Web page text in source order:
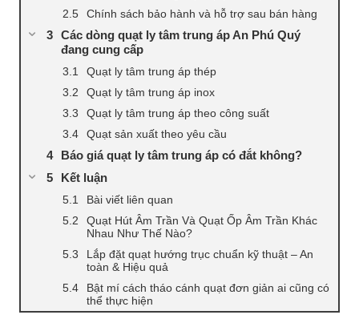
Chính sách bảo hành và hỗ trợ sau bán hàng
Các dòng quạt ly tâm trung áp An Phú Quý
đang cung cấp
Quạt ly tâm trung áp thép
Quạt ly tâm trung áp inox
Quạt ly tâm trung áp theo công suất
Quạt sản xuất theo yêu cầu
Báo giá quạt ly tâm trung áp có đắt không?
Kết luận
Bài viết liên quan
Quạt Hút Âm Trần Và Quạt Ốp Âm Trần Khác
Nhau Như Thế Nào?
Lắp đặt quạt hướng trục chuẩn kỹ thuật – An
toàn & Hiệu quả
Bật mí cách tháo cánh quạt đơn giản ai cũng có
thể thực hiện